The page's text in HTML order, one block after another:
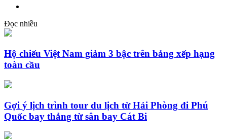
Đọc nhiều
Hộ chiếu Việt Nam giảm 3 bậc trên bảng xếp hạng
toàn cầu
Gợi ý lịch trình tour du lịch từ Hải Phòng đi Phú
Quốc bay thẳng từ sân bay Cát Bi